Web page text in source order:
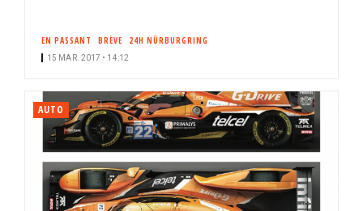
EN PASSANT BRÈVE 24H NÜRBURGRING
15 MAR. 2017 • 14:12
AUTO